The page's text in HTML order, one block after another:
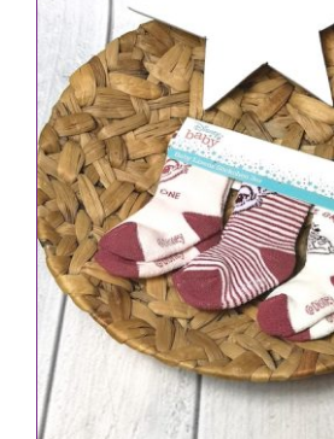
IN DEN WARENKORB